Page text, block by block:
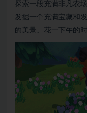
探索一段充满非凡农
发掘一个充满宝藏和
的美景。花一下午的